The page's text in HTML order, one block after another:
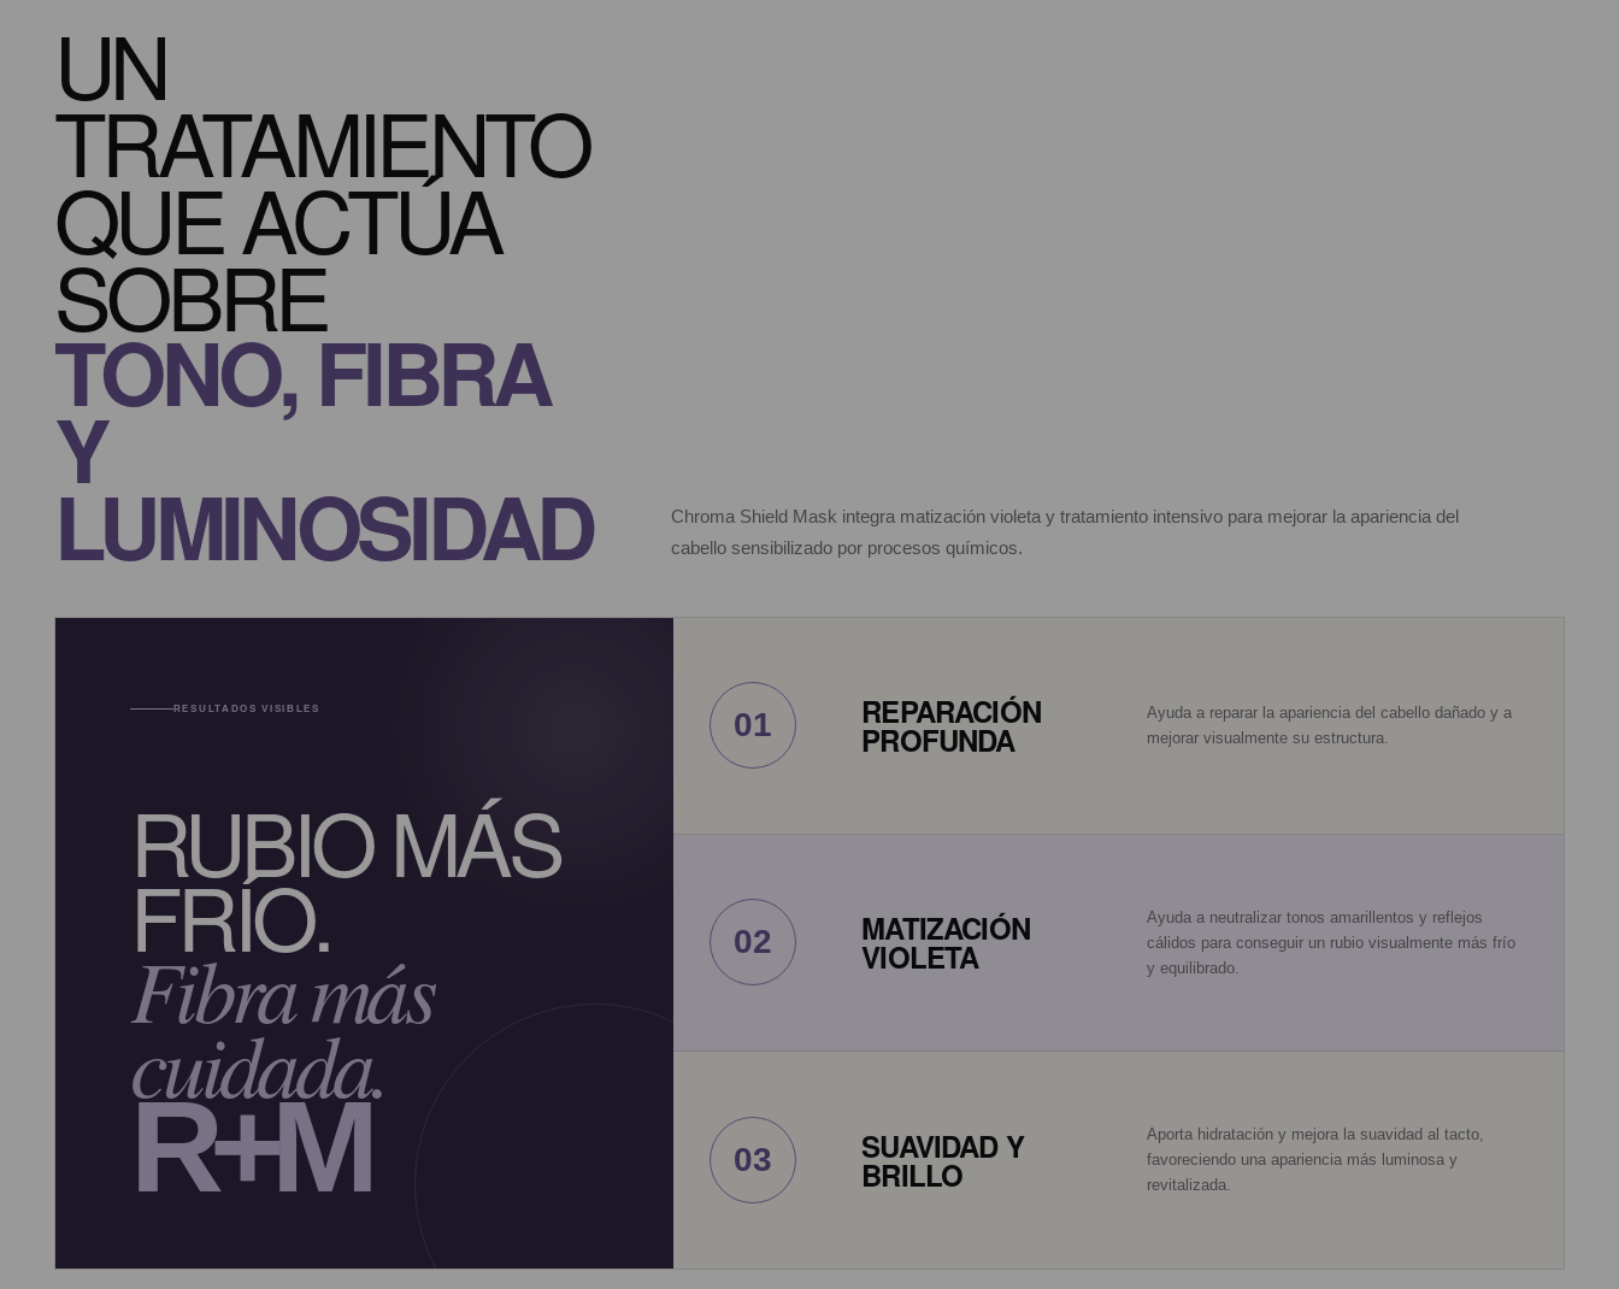
UN
TRATAMIENTO
QUE ACTÚA
SOBRE
TONO, FIBRA
Y
LUMINOSIDAD
Chroma Shield Mask integra matización violeta y tratamiento intensivo para mejorar la apariencia del
cabello sensibilizado por procesos químicos.
RESULTADOS VISIBLES
RUBIO MÁS
FRÍO.
Fibra más
cuidada.
R+M
01 REPARACIÓN
PROFUNDA
Ayuda a reparar la apariencia del cabello dañado y a
mejorar visualmente su estructura.
02 MATIZACIÓN
VIOLETA
Ayuda a neutralizar tonos amarillentos y reflejos
cálidos para conseguir un rubio visualmente más frío
y equilibrado.
03 SUAVIDAD Y
BRILLO
Aporta hidratación y mejora la suavidad al tacto,
favoreciendo una apariencia más luminosa y
revitalizada.